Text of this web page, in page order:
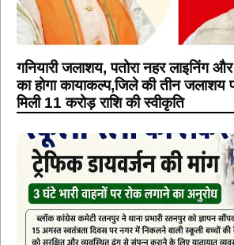
गनियारी जलाशय, पतोरा नहर लाइनिंग
का होगा कायाकल्प,जिले की तीन जलाशय
मिली 11 करोड़ राशि की स्वीकृति